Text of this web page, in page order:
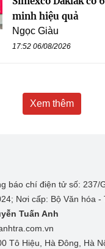
minh hiệu quả
Ngọc Giàu
17:52 06/08/2026
Xem thêm
báo chí điện tử số: 237/
Nơi cấp: Bộ Văn hóa -
Tuấn Anh
Tô Hiệu, Hà Đông, Hà